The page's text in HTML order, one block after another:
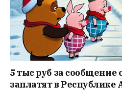
5 тыс руб за сообщение
заплатят в Республике